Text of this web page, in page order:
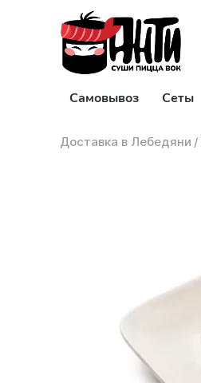
Самовывоз Сеты
Доставка в Лебедяни /